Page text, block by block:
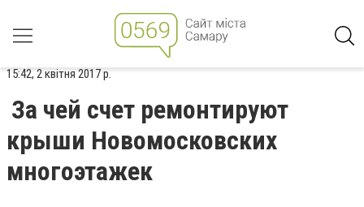
15:42, 2 квітня 2017 р.
За чей счет ремонтируют
крыши Новомосковских
многоэтажек